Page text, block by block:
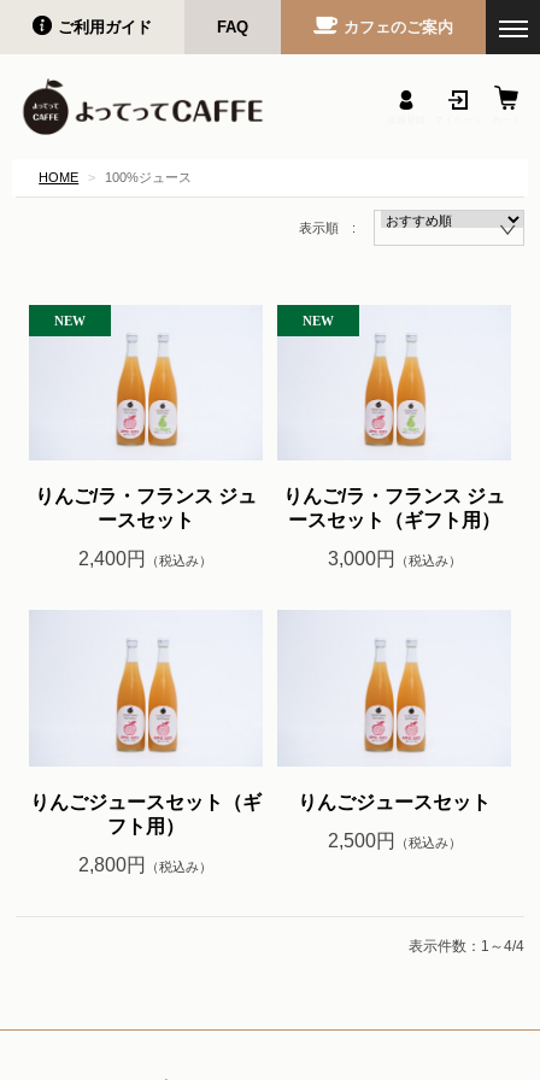
ご利用ガイド FAQ カフェのご案内
HOME 100%ジュース
表示順 :
りんご/ラ・フランス ジュ
ースセット
2,400円
（税込み）
りんご/ラ・フランス ジュ
ースセット（ギフト用）
3,000円
（税込み）
りんごジュースセット（ギ
フト用）
2,800円
（税込み）
りんごジュースセット
2,500円
（税込み）
表示件数：1～4/4